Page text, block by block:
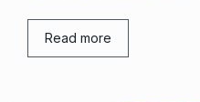
Read more